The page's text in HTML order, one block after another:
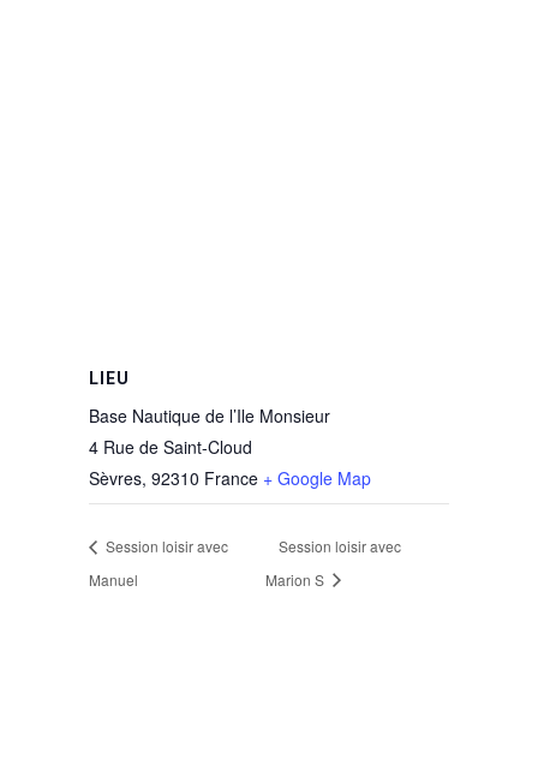
LIEU
Base Nautique de l’Ile Monsieur
4 Rue de Saint-Cloud
Sèvres, 92310 France + Google Map
Session loisir avec
Manuel
Session loisir avec
Marion S